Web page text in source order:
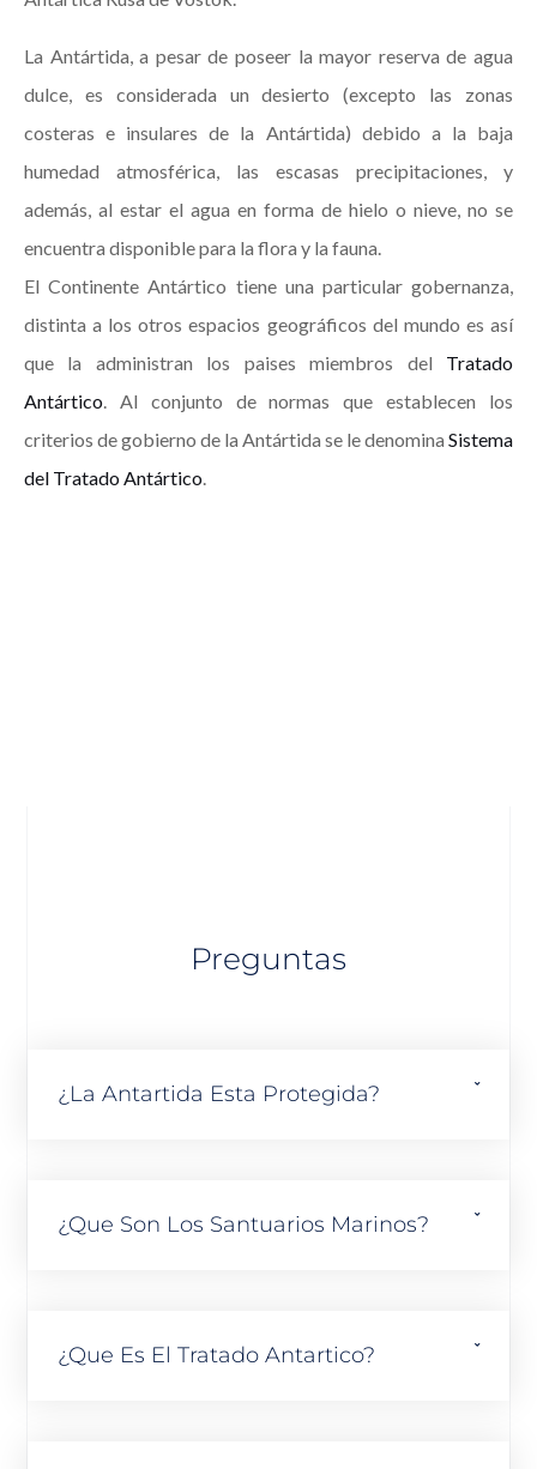
La Antártida, a pesar de poseer la mayor reserva de agua
dulce, es considerada un desierto (excepto las zonas
costeras e insulares de la Antártida) debido a la baja
humedad atmosférica, las escasas precipitaciones, y
además, al estar el agua en forma de hielo o nieve, no se
encuentra disponible para la flora y la fauna.
El Continente Antártico tiene una particular gobernanza,
distinta a los otros espacios geográficos del mundo es así
que la administran los paises miembros del Tratado
Antártico. Al conjunto de normas que establecen los
criterios de gobierno de la Antártida se le denomina Sistema
del Tratado Antártico.
Preguntas
¿La Antartida Esta Protegida?
¿Que Son Los Santuarios Marinos?
¿Que Es El Tratado Antartico?